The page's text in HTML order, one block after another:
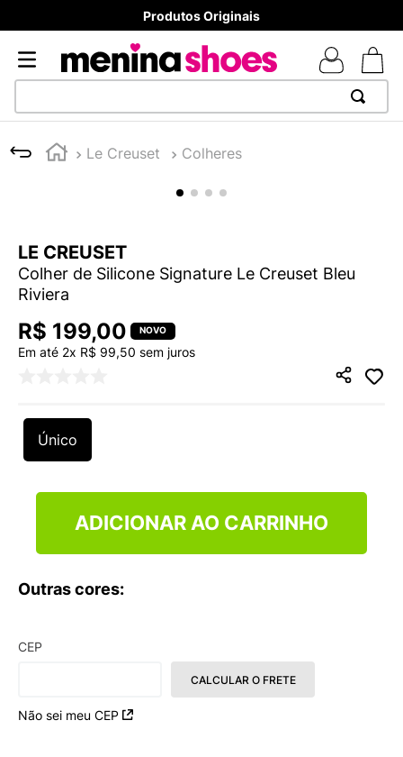
Produtos Originais
Le Creuset Colheres
LE CREUSET
Colher de Silicone Signature Le Creuset Bleu
Riviera
R$ 199,00
Em até 2x R$ 99,50 sem juros
Único
ADICIONAR AO CARRINHO
Outras cores:
CEP
Não sei meu CEP
CALCULAR O FRETE
1
TÊNIS NEWS BALANCE 530
4º
TÊNIS VEJA WHITE
5
ADIDAS
º
7 º
MELISSA SLIDE
10º VANS TÊNIS VANS ULTRARANGE